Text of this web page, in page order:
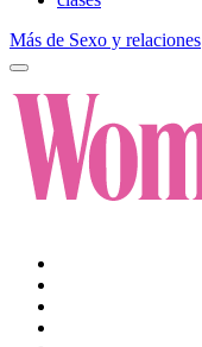
Más de Sexo y relaciones